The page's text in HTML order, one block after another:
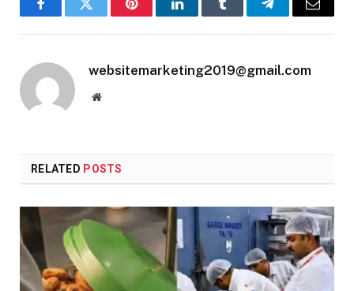
FacebookTwitter PinterestLinkedInTumblr TelegramEmail
websitemarketing2019@gmail.com
Website
RELATED POSTS